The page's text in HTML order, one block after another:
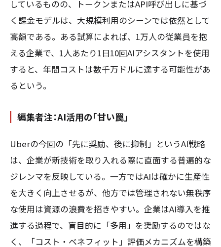
しているものの、トークンまたはAPI呼び出しに基づ
く課金モデルは、大規模利用のシーンでは依然として
高額である。ある試算によれば、1万人の従業員を抱
える企業で、1人あたり1日10回AIアシスタントを使用
すると、年間コストは数千万ドルに達する可能性があ
るという。
編集者注：AI活用の「甘い罠」
Uberの今回の「先に奨励、後に抑制」というAI戦略
は、企業が新技術を取り入れる際に直面する普遍的な
ジレンマを反映している。一方ではAIは確かに生産性
を大きく向上させるが、他方では管理されない無秩序
な使用は資源の浪費を招きやすい。企業はAI導入を推
進する過程で、盲目的に「多用」を奨励するのではな
く、「コスト・ベネフィット」評価メカニズムを構築